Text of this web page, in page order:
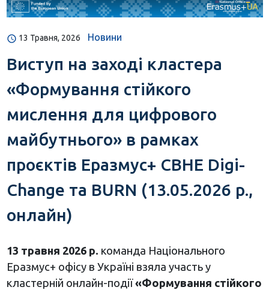
13 Травня, 2026 Новини
Виступ на заході кластера
«Формування стійкого
мислення для цифрового
майбутнього» в рамках
проєктів Еразмус+ CBHE Digi-
Change та BURN (13.05.2026 р.,
онлайн)
13 травня 2026 р. команда Національного
Еразмус+ офісу в Україні взяла участь у
кластерній онлайн-події«Формування стійкого